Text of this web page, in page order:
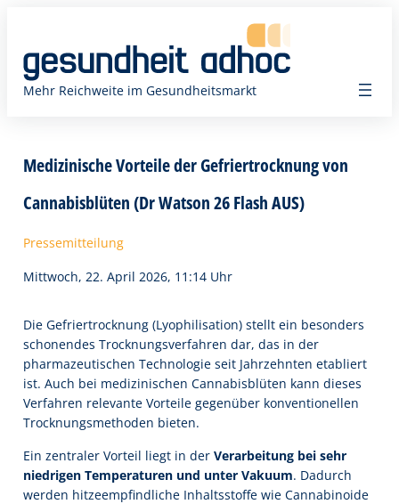
springen
Mehr Reichweite im Gesundheitsmarkt
Medizinische Vorteile der Gefriertrocknung von
Cannabisblüten (Dr Watson 26 Flash AUS)
Pressemitteilung
Mittwoch, 22. April 2026, 11:14 Uhr
Die Gefriertrocknung (Lyophilisation) stellt ein besonders
schonendes Trocknungsverfahren dar, das in der
pharmazeutischen Technologie seit Jahrzehnten etabliert
ist. Auch bei medizinischen Cannabisblüten kann dieses
Verfahren relevante Vorteile gegenüber konventionellen
Trocknungsmethoden bieten.
Ein zentraler Vorteil liegt in der Verarbeitung bei sehr
niedrigen Temperaturen und unter Vakuum. Dadurch
werden hitzeempfindliche Inhaltsstoffe wie Cannabinoide